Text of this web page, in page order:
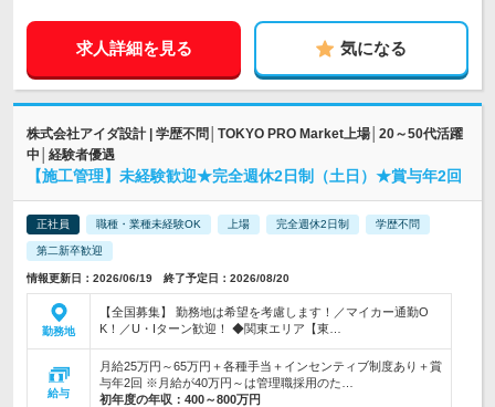
求人詳細を見る 気になる
株式会社アイダ設計 | 学歴不問│TOKYO PRO Market上場│20～50代活躍
中│経験者優遇
【施工管理】未経験歓迎★完全週休2日制（土日）★賞与年2回
正社員 職種・業種未経験OK 上場 完全週休2日制 学歴不問
第二新卒歓迎
情報更新日：2026/06/19 終了予定日：2026/08/20
勤務地
【全国募集】 勤務地は希望を考慮します！／マイカー通勤O
K！／U・Iターン歓迎！ ◆関東エリア【東…
給与
月給25万円～65万円＋各種手当＋インセンティブ制度あり＋賞
与年2回 ※月給が40万円～は管理職採用のた…
初年度の年収： 400～800万円